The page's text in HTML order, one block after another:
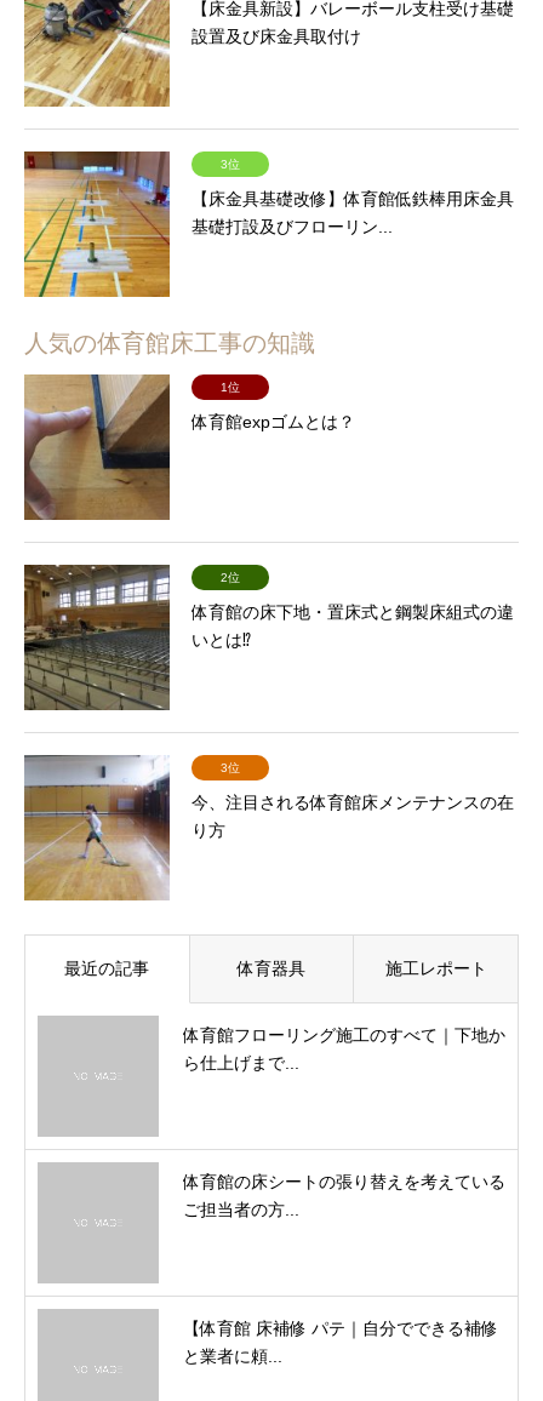
【床金具新設】バレーボール支柱受け基礎
設置及び床金具取付け
3位
【床金具基礎改修】体育館低鉄棒用床金具
基礎打設及びフローリン...
人気の体育館床工事の知識
1位
体育館expゴムとは？
2位
体育館の床下地・置床式と鋼製床組式の違
いとは⁉
3位
今、注目される体育館床メンテナンスの在
り方
最近の記事 体育器具 施工レポート
体育館フローリング施工のすべて｜下地か
ら仕上げまで...
体育館の床シートの張り替えを考えている
ご担当者の方...
【体育館 床補修 パテ｜自分でできる補修
と業者に頼...